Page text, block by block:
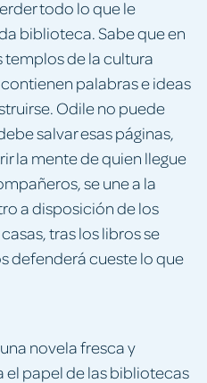
todo lo que le
biblioteca. Sabe que en
de la cultura
palabras e ideas
Odile no puede
salvar esas páginas,
la mente de quien llegue
se une a la
a disposición de los
tras los libros se
defenderá cueste lo que
novela fresca y
papel de las bibliotecas